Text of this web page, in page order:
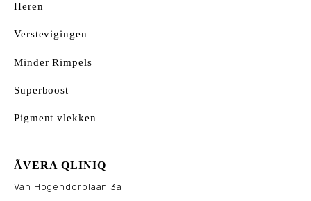
Heren
Verstevigingen
Minder Rimpels
Superboost
Pigment vlekken
ÃVERA QLINIQ
Van Hogendorplaan 3a